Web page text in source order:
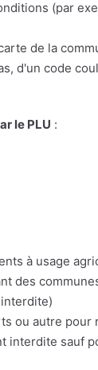
(par
de la
d'un code
le PLU :
à usage
des
ou autre pour
sauf